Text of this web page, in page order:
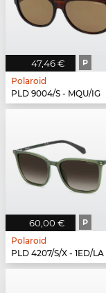
47,46 € P
Polaroid
PLD 9004/S - MQU/IG
60,00 € P
Polaroid
PLD 4207/S/X - 1ED/LA